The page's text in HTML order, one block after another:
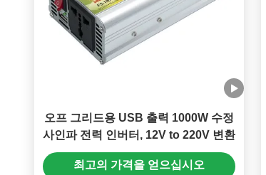
오프 그리드용 USB 출력 1000W 수정
사인파 전력 인버터, 12V to 220V 변환
최고의 가격을 얻으십시오